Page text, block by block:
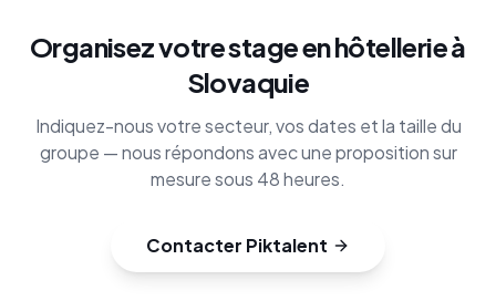
Organisez votre stage en hôtellerie à
Slovaquie
Indiquez-nous votre secteur, vos dates et la taille du
groupe — nous répondons avec une proposition sur
mesure sous 48 heures.
Contacter Piktalent